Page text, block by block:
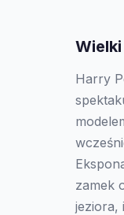
Harry
zamek
jeziora,